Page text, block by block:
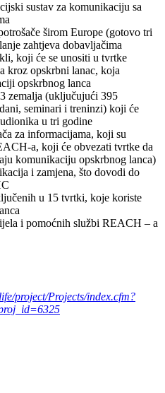
sustav za komunikaciju sa
širom Europe (gotovo tri
zahtjeva dobavljačima
koji će se unositi u tvrtke
kroz opskrbni lanac, koja
opskrbnog lanca
zemalja (uključujući 395
seminari i treninzi) koji će
u tri godine
za informacijama, koji su
a, koji će obvezati tvrtke da
komunikaciju opskrbnog lanca)
i zamjena, što dovodi do
u 15 tvrtki, koje koriste
i pomoćnih službi REACH – a
project/Projects/index.cfm?